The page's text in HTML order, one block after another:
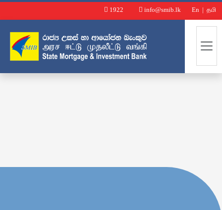
1922 info@smib.lk En | தமி